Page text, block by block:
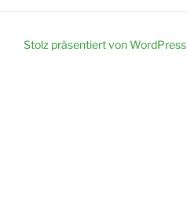
Stolz präsentiert von WordPress